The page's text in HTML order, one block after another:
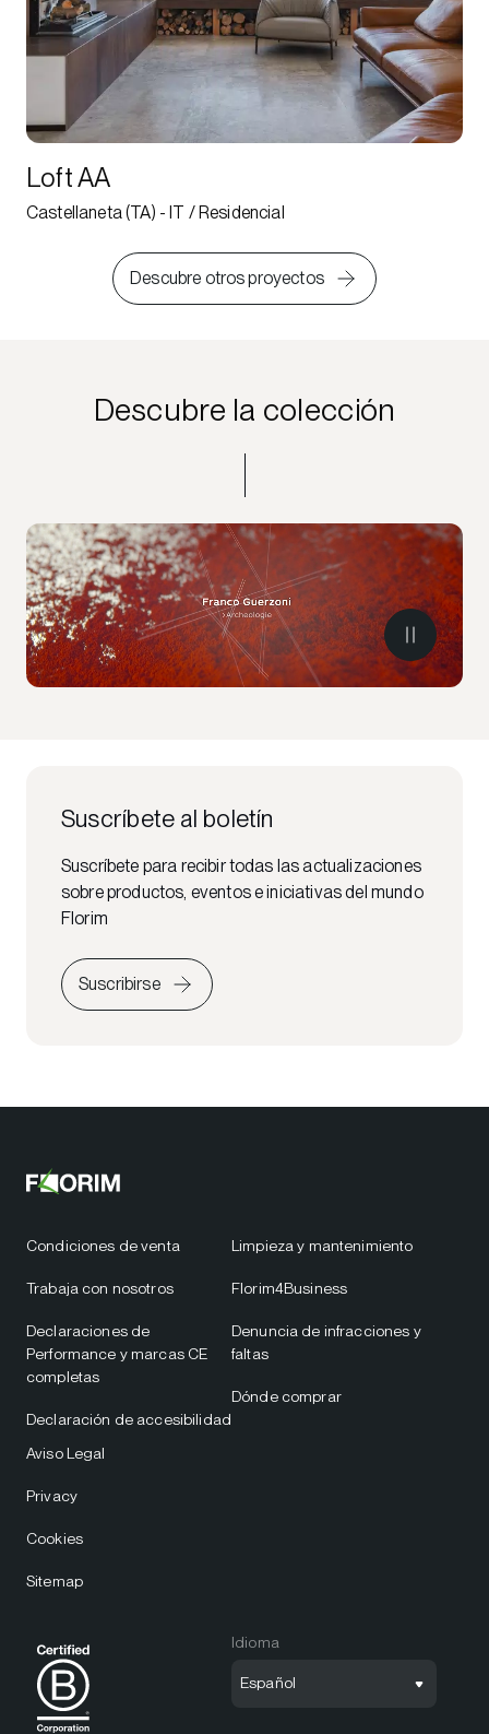
Loft AA
Castellaneta (TA) - IT / Residencial
Descubre otros proyectos
Descubre la colección
Suscríbete al boletín
Suscríbete para recibir todas las actualizaciones
sobre productos, eventos e iniciativas del mundo
Florim
Suscribirse
Condiciones de venta
Trabaja con nosotros
Declaraciones de
Performance y marcas CE
completas
Declaración de accesibilidad
Limpieza y mantenimiento
Florim4Business
Denuncia de infracciones y
faltas
Dónde comprar
Aviso Legal
Privacy
Cookies
Sitemap
Idioma
Español